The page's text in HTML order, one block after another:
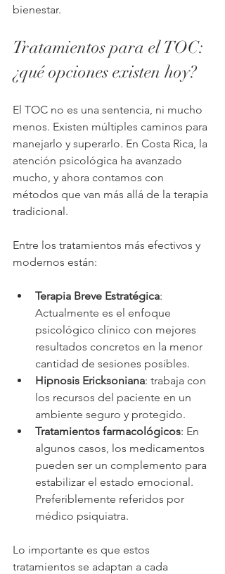
bienestar.
Tratamientos para el TOC:
¿qué opciones existen hoy?
El TOC no es una sentencia, ni mucho
menos. Existen múltiples caminos para
manejarlo y superarlo. En Costa Rica, la
atención psicológica ha avanzado
mucho, y ahora contamos con
métodos que van más allá de la terapia
tradicional.
Entre los tratamientos más efectivos y
modernos están:
Terapia Breve Estratégica:
Actualmente es el enfoque
psicológico clínico con mejores
resultados concretos en la menor
cantidad de sesiones posibles.
Hipnosis Ericksoniana: trabaja con
los recursos del paciente en un
ambiente seguro y protegido.
Tratamientos farmacológicos: En
algunos casos, los medicamentos
pueden ser un complemento para
estabilizar el estado emocional.
Preferiblemente referidos por
médico psiquiatra.
Lo importante es que estos
tratamientos se adaptan a cada